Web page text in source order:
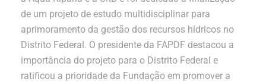
de um projeto de estudo multidisciplinar para
aprimoramento da gestão dos recursos hídricos no
Distrito Federal. O presidente da FAPDF destacou a
importância do projeto para o Distrito Federal e
ratificou a prioridade da Fundação em promover a